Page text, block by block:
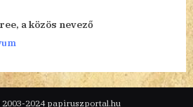
a közös nevező
2024 papiruszportal.hu